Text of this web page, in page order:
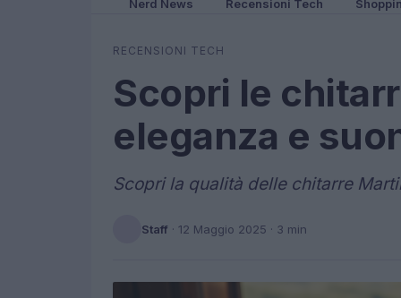
Nerd News Recensioni Tech
RECENSIONI TECH
Scopri le
eleganza e
Scopri la qualità delle chitarre
Staff · 12 Maggio 2025 · 3 min